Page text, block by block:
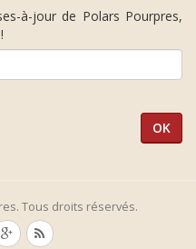
à-jour de Polars Pourpres,
Tous droits réservés.